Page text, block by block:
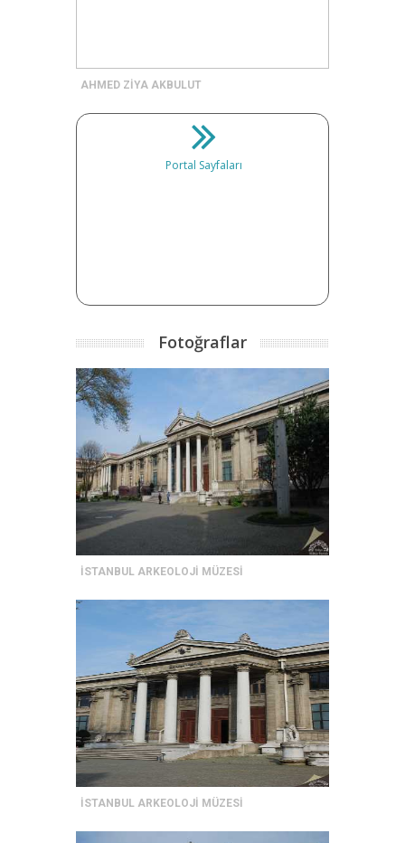
AHMED ZİYA AKBULUT
Portal Sayfaları
Fotoğraflar
İSTANBUL ARKEOLOJİ MÜZESİ
İSTANBUL ARKEOLOJİ MÜZESİ